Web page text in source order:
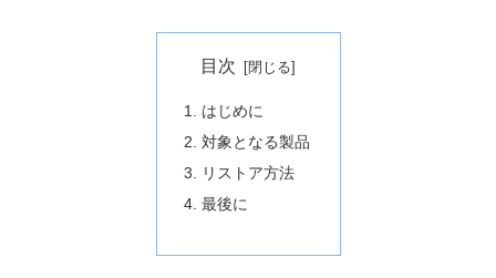
目次
はじめに
対象となる製品
リストア方法
最後に